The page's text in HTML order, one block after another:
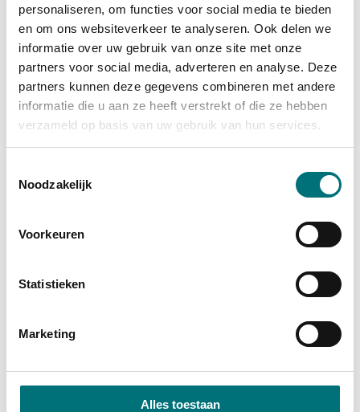
personaliseren, om functies voor social media te bieden
en om ons websiteverkeer te analyseren. Ook delen we
informatie over uw gebruik van onze site met onze
partners voor social media, adverteren en analyse. Deze
partners kunnen deze gegevens combineren met andere
informatie die u aan ze heeft verstrekt of die ze hebben
verzameld op basis van uw gebruik van hun services.
Noodzakelijk
Voorkeuren
Statistieken
Marketing
Alles toestaan
Pets are allowed upon request.
you can join us at the family table
Nice to know